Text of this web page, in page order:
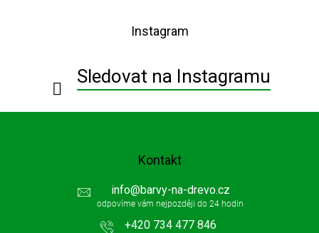
Instagram
Sledovat na Instagramu
Kontakt
info@barvy-na-drevo.cz
+420 734 477 846